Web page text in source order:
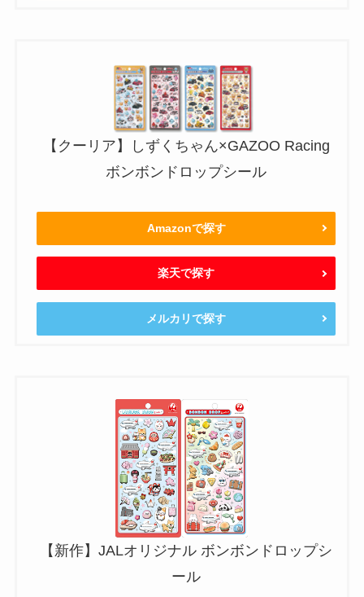
【クーリア】しずくちゃん×GAZOO Racing
ボンボンドロップシール
Amazonで探す
楽天で探す
メルカリで探す
【新作】JALオリジナル ボンボンドロップシ
ール